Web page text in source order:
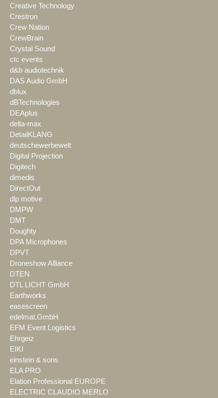
Creative Technology
Crestron
Crew Nation
CrewBrain
Crystal Sound
ctc events
d&b audiotechnik
DAS Audio GmbH
dblux
dBTechnologies
DEAplus
delta-max
DetailKLANG
deutschewerbewelt
Digital Projection
Digitech
dimedis
DirectOut
dlp motive
DMPW
DMT
Doughty
DPA Microphones
DPVT
Droneshow Alliance
DTEN
DTL LICHT GmbH
Earthworks
easescreen
edelmat.GmbH
EFM Event Logistics
Ehrgeiz
EIKI
einstein & sons
ELA PRO
Elation Professional EUROPE
ELECTRIC CLAUDIO MERLO